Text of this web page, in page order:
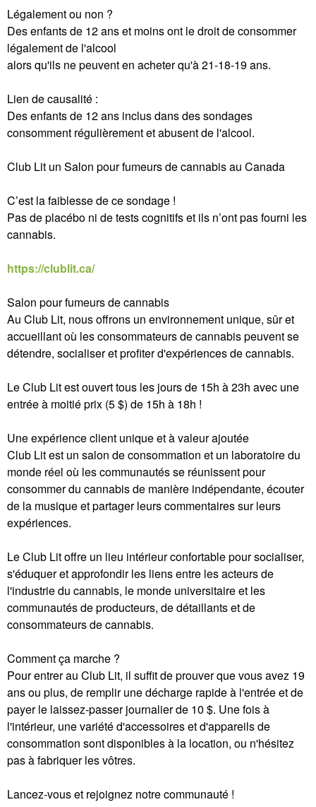
Légalement ou non ?
Des enfants de 12 ans et moins ont le droit de consommer
légalement de l'alcool
alors qu'ils ne peuvent en acheter qu'à 21-18-19 ans.
Lien de causalité :
Des enfants de 12 ans inclus dans des sondages
consomment régulièrement et abusent de l'alcool.
Club Lit un Salon pour fumeurs de cannabis au Canada
C’est la faiblesse de ce sondage !
Pas de placébo ni de tests cognitifs et ils n’ont pas fourni les
cannabis.
https://clublit.ca/
Salon pour fumeurs de cannabis
Au Club Lit, nous offrons un environnement unique, sûr et
accueillant où les consommateurs de cannabis peuvent se
détendre, socialiser et profiter d'expériences de cannabis.
Le Club Lit est ouvert tous les jours de 15h à 23h avec une
entrée à moitié prix (5 $) de 15h à 18h !
Une expérience client unique et à valeur ajoutée
Club Lit est un salon de consommation et un laboratoire du
monde réel où les communautés se réunissent pour
consommer du cannabis de manière indépendante, écouter
de la musique et partager leurs commentaires sur leurs
expériences.
Le Club Lit offre un lieu intérieur confortable pour socialiser,
s'éduquer et approfondir les liens entre les acteurs de
l'industrie du cannabis, le monde universitaire et les
communautés de producteurs, de détaillants et de
consommateurs de cannabis.
Comment ça marche ?
Pour entrer au Club Lit, il suffit de prouver que vous avez 19
ans ou plus, de remplir une décharge rapide à l'entrée et de
payer le laissez-passer journalier de 10 $. Une fois à
l'intérieur, une variété d'accessoires et d'appareils de
consommation sont disponibles à la location, ou n'hésitez
pas à fabriquer les vôtres.
Lancez-vous et rejoignez notre communauté !